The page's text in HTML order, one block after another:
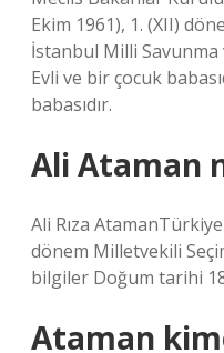
Ekim 1961), 1. (XII)
İstanbul Milli Savunma
Evli ve bir çocuk
babasıdır.
Ali Ataman
Ali Rıza
dönem Milletvekili
bilgiler Doğum tarihi
Ataman